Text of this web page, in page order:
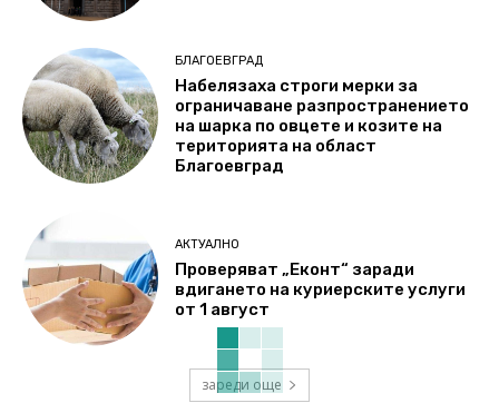
БЛАГОЕВГРАД
Набелязаха строги мерки за
ограничаване разпространението
на шарка по овцете и козите на
територията на област
Благоевград
АКТУАЛНО
Проверяват „Еконт“ заради
вдигането на куриерските услуги
от 1 август
зареди още